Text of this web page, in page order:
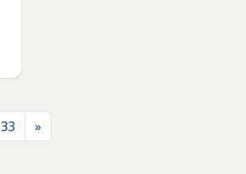
33 »Siguiente